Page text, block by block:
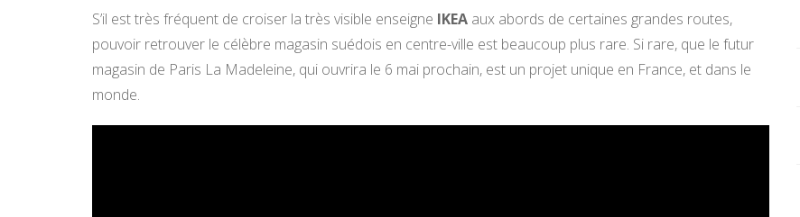
S’il est très fréquent de croiser la très visible enseigne IKEA aux abords de certaines grandes routes,
pouvoir retrouver le célèbre magasin suédois en centre-ville est beaucoup plus rare. Si rare, que le futur
magasin de Paris La Madeleine, qui ouvrira le 6 mai prochain, est un projet unique en France, et dans le
monde.